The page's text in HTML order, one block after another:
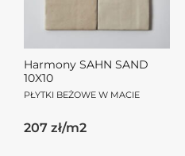
Harmony SAHN SAND
10X10
PŁYTKI BEŻOWE W MACIE
207 zł/m2